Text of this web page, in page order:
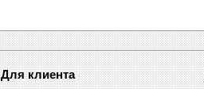
Для клиента